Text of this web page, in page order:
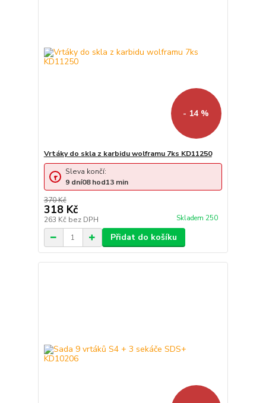
- 14 %
Vrtáky do skla z karbidu wolframu 7ks KD11250
370 Kč
318 Kč
263 Kč bez DPH Skladem 250
Sleva končí:
9 dní08hod13 min
Přidat do košíku